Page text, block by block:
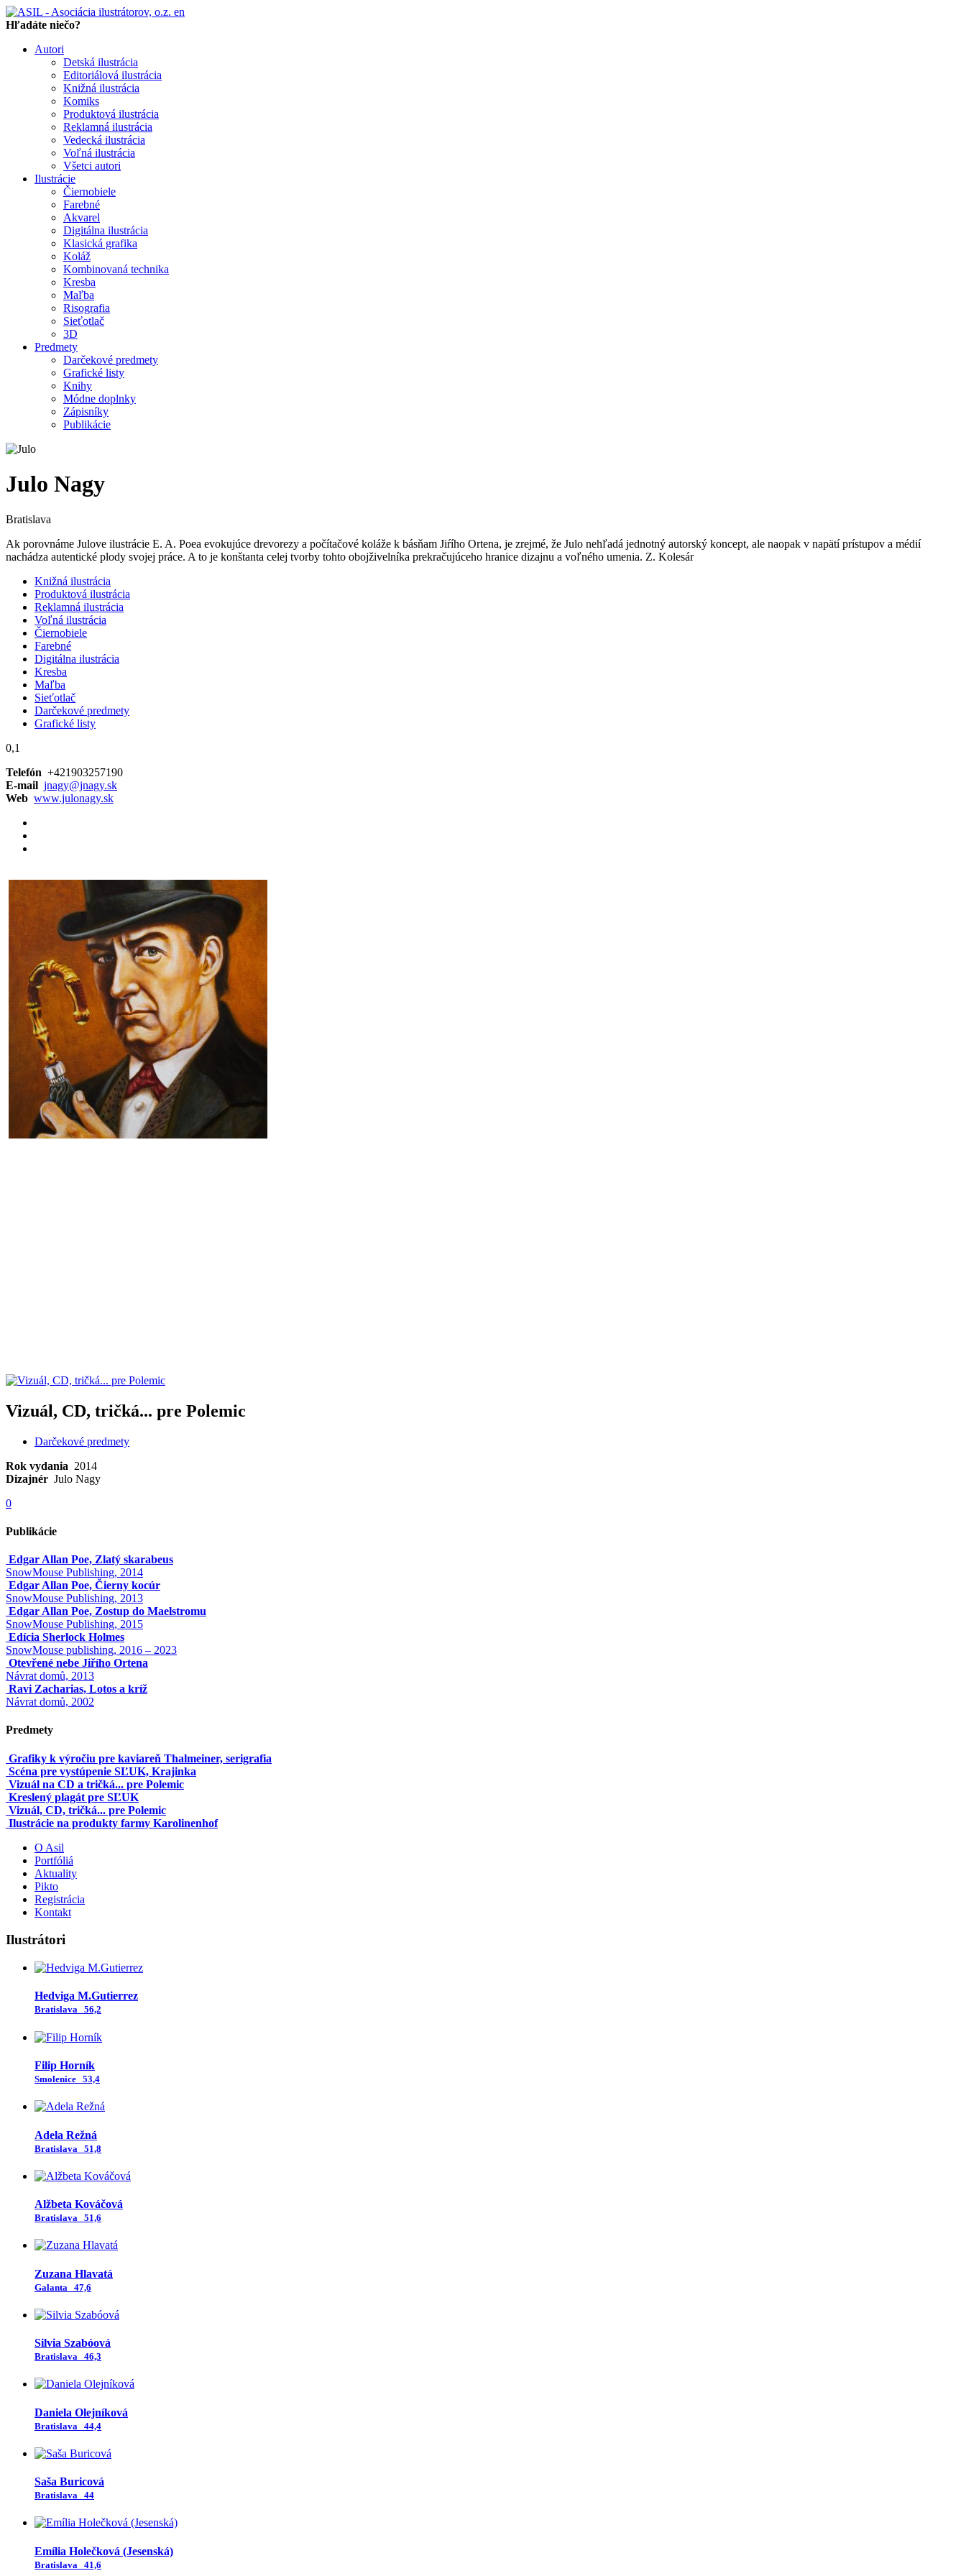
en
Hľadáte niečo?
Autori
Detská ilustrácia
Editoriálová ilustrácia
Knižná ilustrácia
Komiks
Produktová ilustrácia
Reklamná ilustrácia
Vedecká ilustrácia
Voľná ilustrácia
Všetci autori
Ilustrácie
Čiernobiele
Farebné
Akvarel
Digitálna ilustrácia
Klasická grafika
Koláž
Kombinovaná technika
Kresba
Maľba
Risografia
Sieťotlač
3D
Predmety
Darčekové predmety
Grafické listy
Knihy
Módne doplnky
Zápisníky
Publikácie
Julo Nagy
Bratislava
Ak porovnáme Julove ilustrácie E. A. Poea evokujúce drevorezy a počítačové koláže k básňam Jiŕího Ortena, je zrejmé, že Julo nehľadá jednotný autorský koncept, ale naopak v napätí prístupov a médií
nachádza autentické plody svojej práce. A to je konštanta celej tvorby tohto obojživelníka prekračujúceho hranice dizajnu a voľného umenia. Z. Kolesár
Knižná ilustrácia
Produktová ilustrácia
Reklamná ilustrácia
Voľná ilustrácia
Čiernobiele
Farebné
Digitálna ilustrácia
Kresba
Maľba
Sieťotlač
Darčekové predmety
Grafické listy
0,1
Telefón +421903257190
E-mail jnagy@jnagy.sk
Web www.julonagy.sk
Vizuál, CD, tričká... pre Polemic
Darčekové predmety
Rok vydania 2014
Dizajnér Julo Nagy
0
Publikácie
Edgar Allan Poe, Zlatý skarabeus
SnowMouse Publishing, 2014
Edgar Allan Poe, Čierny kocúr
SnowMouse Publishing, 2013
Edgar Allan Poe, Zostup do Maelstromu
SnowMouse Publishing, 2015
Edícia Sherlock Holmes
SnowMouse publishing, 2016 – 2023
Otevřené nebe Jiřího Ortena
Návrat domů, 2013
Ravi Zacharias, Lotos a kríž
Návrat domů, 2002
Predmety
Grafiky k výročiu pre kaviareň Thalmeiner, serigrafia
Scéna pre vystúpenie SĽUK, Krajinka
Vizuál na CD a tričká... pre Polemic
Kreslený plagát pre SĽUK
Vizuál, CD, tričká... pre Polemic
Ilustrácie na produkty farmy Karolinenhof
O Asil
Portfóliá
Aktuality
Pikto
Registrácia
Kontakt
Ilustrátori
Hedviga M.Gutierrez
Bratislava 56,2
Filip Horník
Smolenice 53,4
Adela Režná
Bratislava 51,8
Alžbeta Kováčová
Bratislava 51,6
Zuzana Hlavatá
Galanta 47,6
Silvia Szabóová
Bratislava 46,3
Daniela Olejníková
Bratislava 44,4
Saša Buricová
Bratislava 44
Emília Holečková (Jesenská)
Bratislava 41,6